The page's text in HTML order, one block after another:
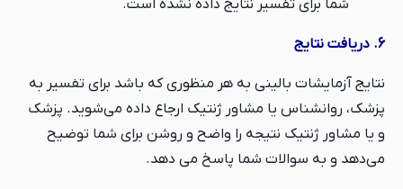
شما برای تفسیر نتایج داده نشده است.
6. دریافت نتایج
نتایج آزمایشات بالینی به هر منظوری که باشد برای تفسیر به
پزشک، روانشناس یا مشاور ژنتیک ارجاع داده می‌شوید. پزشک
و یا مشاور ژنتیک نتیجه را واضح و روشن برای شما توضیح
می‌دهد و به سوالات شما پاسخ می دهد.